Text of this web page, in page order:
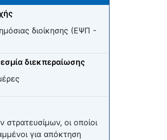
διοίκησης (ΕΨΠ -
διεκπεραίωσης
οι οποίοι
για απόκτηση